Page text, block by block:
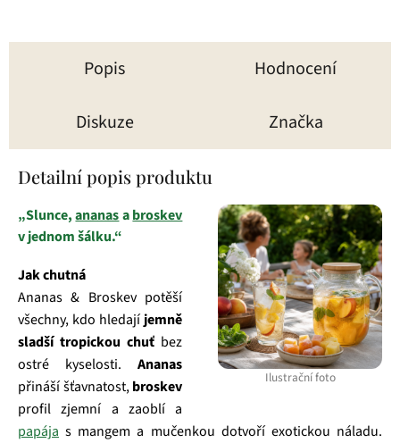
Popis Hodnocení
Diskuze Značka
Detailní popis produktu
Ilustrační foto
„Slunce,ananasabroskev
v jednom šálku.“
Jak chutná
Ananas & Broskev potěší
všechny, kdo hledají jemně
sladší tropickou chuť bez
ostré kyselosti.Ananas
přináší šťavnatost,broskev
profil zjemní a zaoblí a
papája s mangem a mučenkou dotvoří exotickou náladu.